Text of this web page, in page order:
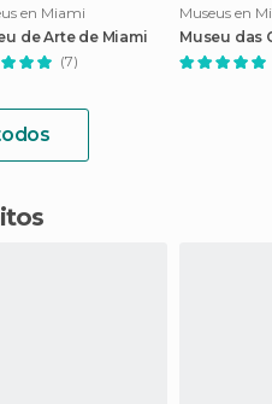
en Miami
de Arte de Miami
(7)
Museus en
Museu das